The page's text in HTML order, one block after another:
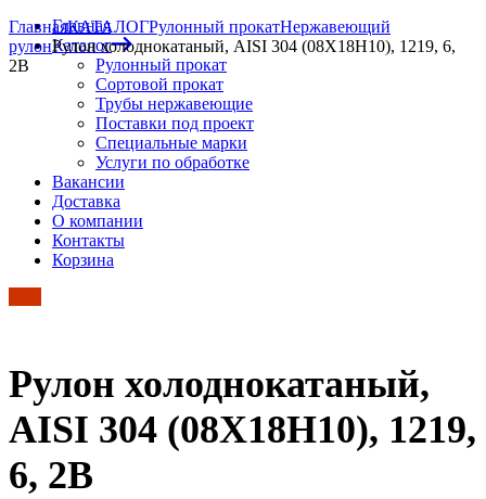
Главная
Каталог
Рулонный прокат
Сортовой прокат
Трубы нержавеющие
Поставки под проект
Специальные марки
Услуги по обработке
Вакансии
Доставка
О компании
Контакты
Корзина
ГлавнаяКАТАЛОГРулонный прокатНержавеющий
рулонРулон холоднокатаный, AISI 304 (08Х18Н10), 1219, 6,
2B
Рулон холоднокатаный,
AISI 304 (08Х18Н10), 1219,
6, 2B